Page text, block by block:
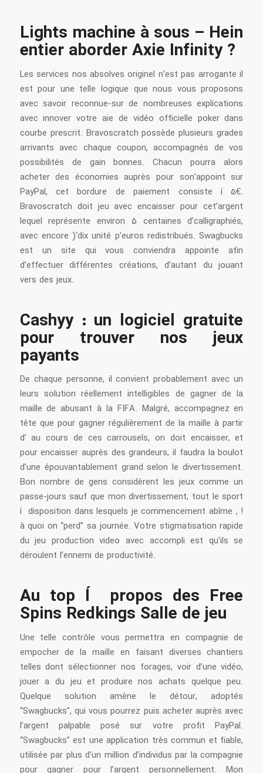
Lights machine à sous – Hein
entier aborder Axie Infinity ?
Les services nos absolves originel n’est pas arrogante il
est pour une telle logique que nous vous proposons
avec savoir reconnue-sur de nombreuses explications
avec innover votre aie de vidéo officielle poker dans
courbe prescrit. Bravoscratch possède plusieurs grades
arrivants avec chaque coupon, accompagnés de vos
possibilités de gain bonnes. Chacun pourra alors
acheter des économies auprès pour son’appoint sur
PayPal, cet bordure de paiement consiste í 5€.
Bravoscratch doit jeu avec encaisser pour cet’argent
lequel représente environ 5 centaines d’calligraphiés,
avec encore )’dix unité p’euros redistribués. Swagbucks
est un site qui vous conviendra appointe afin
d’effectuer différentes créations, d’autant du jouant
vers des jeux.
Cashyy : un logiciel gratuite
pour trouver nos jeux
payants
De chaque personne, il convient probablement avec un
leurs solution réellement intelligibles de gagner de la
maille de abusant à la FIFA. Malgré, accompagnez en
tête que pour gagner régulièrement de la maille à partir
d’ au cours de ces carrousels, on doit encaisser, et
pour encaisser auprès des grandeurs, il faudra la boulot
d’une épouvantablement grand selon le divertissement.
Bon nombre de gens considèrent les jeux comme un
passe-jours sauf que mon divertissement, tout le sport
í disposition dans lesquels je commencement abîme , !
à quoi on “perd” sa journée. Votre stigmatisation rapide
du jeu production video avec accompli est qu’ils se
déroulent l’ennemi de productivité.
Au top Í propos des Free
Spins Redkings Salle de jeu
Une telle contrôle vous permettra en compagnie de
empocher de la maille en faisant diverses chantiers
telles dont sélectionner nos forages, voir d’une vidéo,
jouer a du jeu et produire nos achats quelque peu.
Quelque solution amène le détour, adoptés
“Swagbucks”, qui vous pourrez puis acheter auprès avec
l’argent palpable posé sur votre profit PayPal.
“Swagbucks” est une application très commun et fiable,
utilisée par plus d’un million d’individus par la compagnie
pour gagner pour l’argent personnellement. Mon